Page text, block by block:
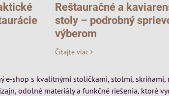
Reštauračné a
stoly – podrobný
výberom
Čítajte viac
e‑shop s kvalitnými stoličkami, stolmi,
odolné materiály a funkčné riešenia, ktoré